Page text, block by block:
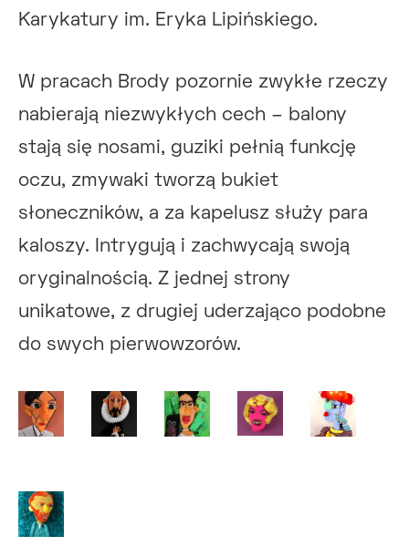
Karykatury im. Eryka Lipińskiego.
W pracach Brody pozornie zwykłe rzeczy
nabierają niezwykłych cech – balony
stają się nosami, guziki pełnią funkcję
oczu, zmywaki tworzą bukiet
słoneczników, a za kapelusz służy para
kaloszy. Intrygują i zachwycają swoją
oryginalnością. Z jednej strony
unikatowe, z drugiej uderzająco podobne
do swych pierwowzorów.